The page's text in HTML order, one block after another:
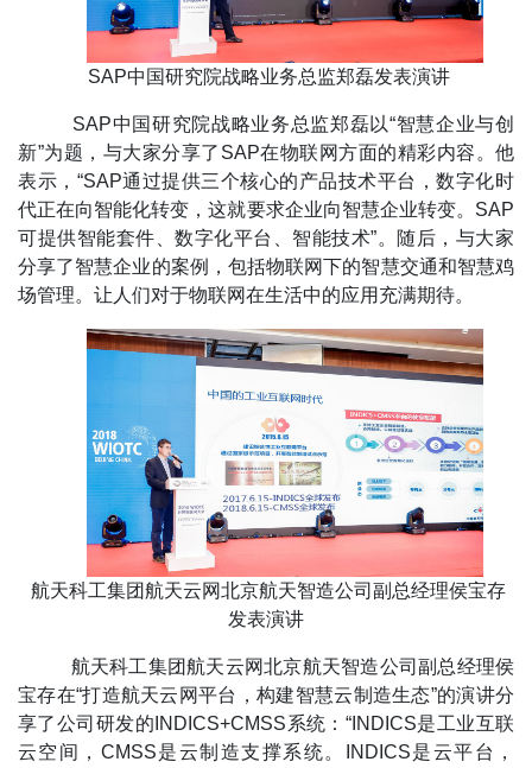
SAP中国研究院战略业务总监郑磊发表演讲
SAP中国研究院战略业务总监郑磊以“智慧企业与创
新”为题，与大家分享了SAP在物联网方面的精彩内容。他
表示，“SAP通过提供三个核心的产品技术平台，数字化时
代正在向智能化转变，这就要求企业向智慧企业转变。SAP
可提供智能套件、数字化平台、智能技术”。随后，与大家
分享了智慧企业的案例，包括物联网下的智慧交通和智慧鸡
场管理。让人们对于物联网在生活中的应用充满期待。
航天科工集团航天云网北京航天智造公司副总经理侯宝存
发表演讲
航天科工集团航天云网北京航天智造公司副总经理侯
宝存在“打造航天云网平台，构建智慧云制造生态”的演讲分
享了公司研发的INDICS+CMSS系统：“INDICS是工业互联
云空间，CMSS是云制造支撑系统。INDICS是云平台，